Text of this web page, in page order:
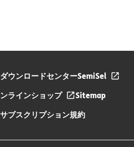
ダウンロードセンターSemiSel
ンラインショップ
Sitemap
サブスクリプション規約